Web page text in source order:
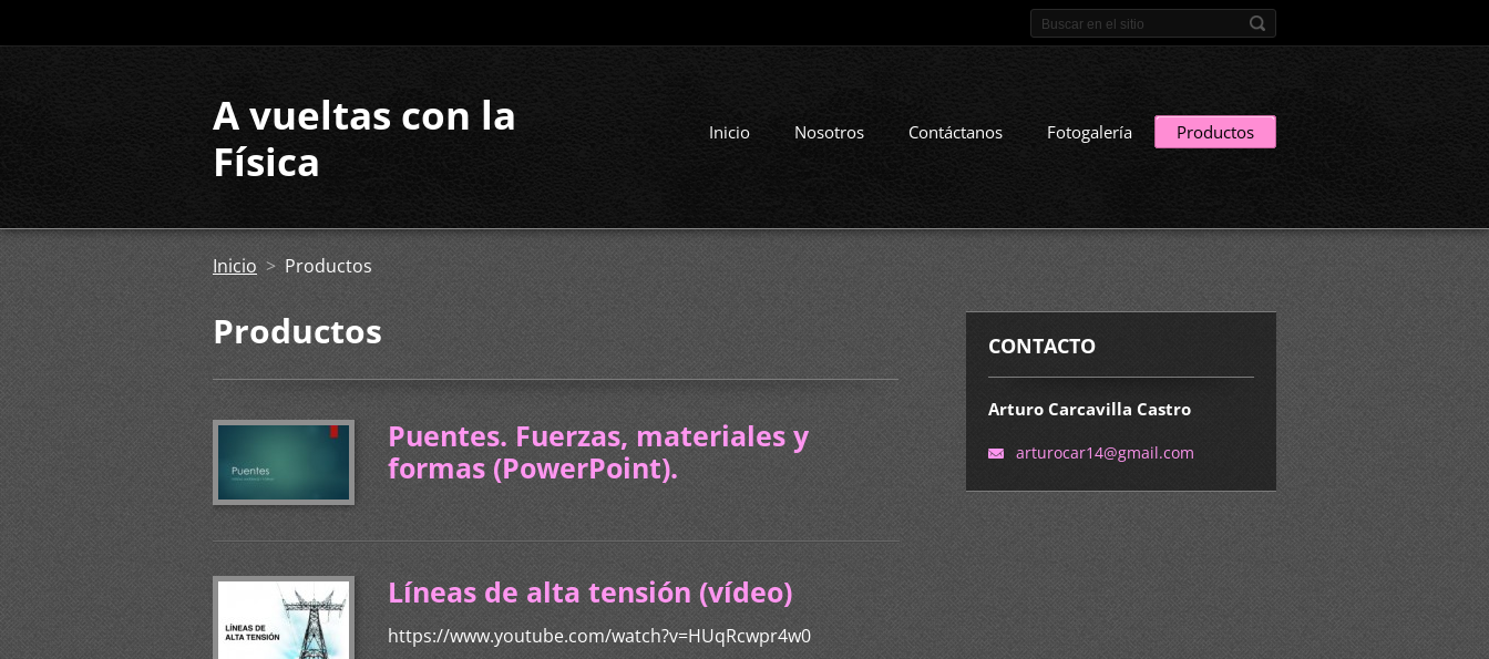
A vueltas con la
Física
Inicio Nosotros Contáctanos Fotogalería Productos
Inicio > Productos
Productos
Puentes. Fuerzas, materiales y
formas (PowerPoint).
Líneas de alta tensión (vídeo)
https://www.youtube.com/watch?v=HUqRcwpr4w0
CONTACTO
Arturo Carcavilla Castro
arturocar14@gmail.com